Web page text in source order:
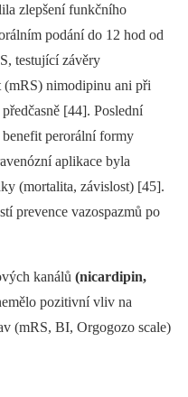
zlepšení funkčního
podání do 12 hod od
testující závěry
(mRS) nimodipinu ani při
[44]. Poslední
benefit perorální formy
aplikace byla
(mortalita, závislost) [45].
prevence vazospazmů po
kanálů (nicardipin,
pozitivní vliv na
(mRS, BI, Orgogozo scale)